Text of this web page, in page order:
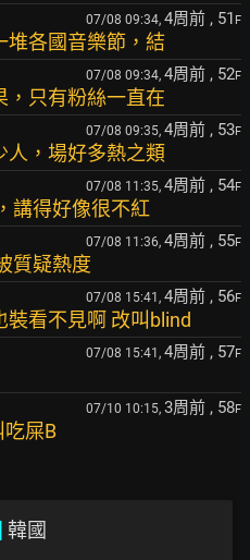
07/08 09:34, 4周前 , 51 F
堆各國音樂節，結
07/08 09:34, 4周前 , 52F
，只有粉絲一直在
07/08 09:35, 4周前 , 53F
人，場好多熱之類
07/08 11:35, 4周前 , 54F
講得好像很不紅
07/08 11:36, 4周前 , 55F
質疑熱度
07/08 15:41, 4周前 , 56F
看不見啊 改叫blind
07/08 15:41, 4周前 , 57F
07/10 10:15, 3周前 , 58F
吃屎B
韓國